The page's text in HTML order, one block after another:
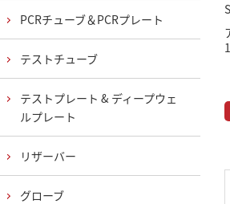
PCRチューブ＆PCRプレート
テストチューブ
テストプレート & ディープウェ
ルプレート
リザーバー
グローブ